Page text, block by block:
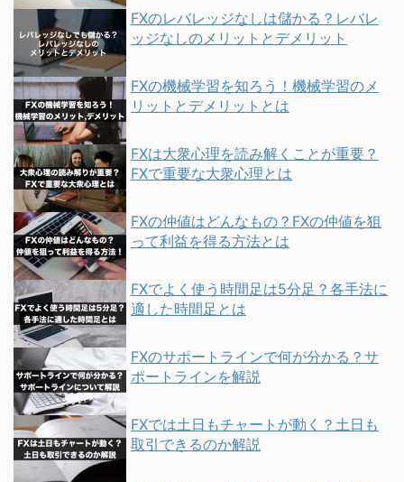
FXのレバレッジなしは儲かる？レバレ
ッジなしのメリットとデメリット
FXの機械学習を知ろう！機械学習のメ
リットとデメリットとは
FXは大衆心理を読み解くことが重要？
FXで重要な大衆心理とは
FXの仲値はどんなもの？FXの仲値を狙
って利益を得る方法とは
FXでよく使う時間足は5分足？各手法に
適した時間足とは
FXのサポートラインで何が分かる？サ
ポートラインを解説
FXでは土日もチャートが動く？土日も
取引できるのか解説